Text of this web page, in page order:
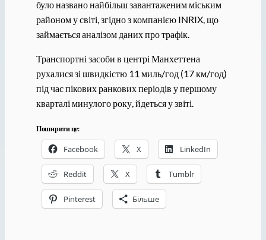
було названо найбільш завантаженим міським
районом у світі, згідно з компанією INRIX, що
займається аналізом даних про трафік.
Транспортні засоби в центрі Манхеттена
рухалися зі швидкістю 11 миль/год (17 км/год)
під час пікових ранкових періодів у першому
кварталі минулого року, йдеться у звіті.
Поширити це:
Facebook X LinkedIn
Reddit X Tumblr
Pinterest Більше